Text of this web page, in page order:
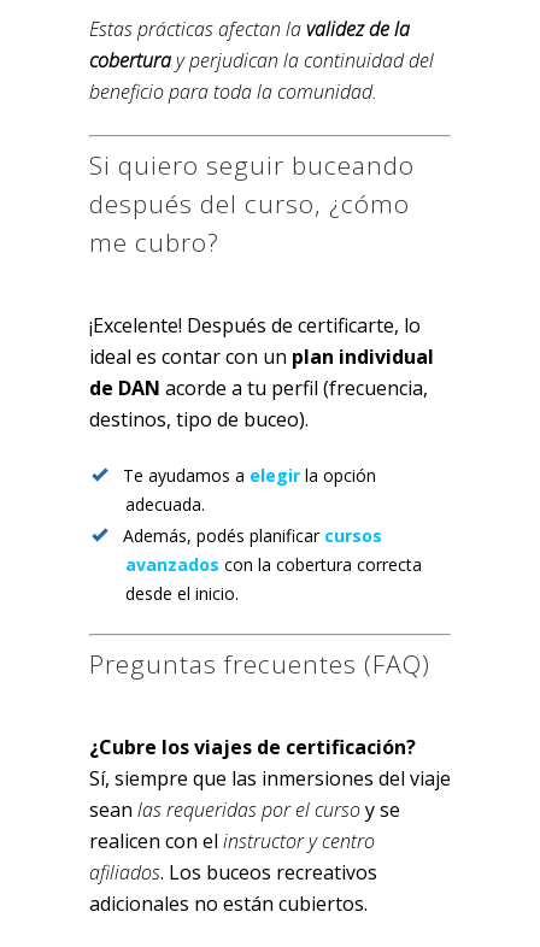
Estas prácticas afectan lavalidez de la
coberturay perjudican la continuidad del
beneficio para toda la comunidad.
Si quiero seguir buceando
después del curso, ¿cómo
me cubro?
¡Excelente! Después de certificarte, lo
ideal es contar con un plan individual
de DAN acorde a tu perfil (frecuencia,
destinos, tipo de buceo).
Te ayudamos a elegir la opción
adecuada.
Además, podés planificar cursos
avanzados con la cobertura correcta
desde el inicio.
Preguntas frecuentes (FAQ)
¿Cubre los viajes de certificación?
Sí, siempre que las inmersiones del viaje
sean las requeridas por el cursoy se
realicen con el instructor y centro
afiliados. Los buceos recreativos
adicionales no están cubiertos.